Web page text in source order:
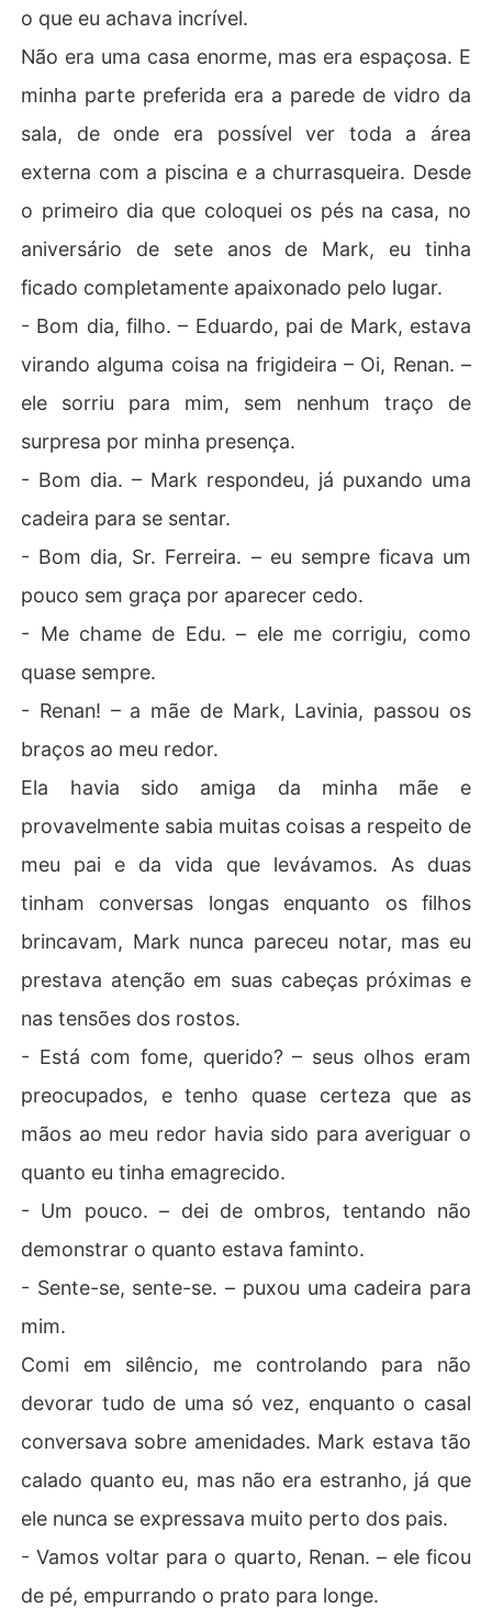
o que eu achava incrível.
Não era uma casa enorme, mas era espaçosa. E
minha parte preferida era a parede de vidro da
sala, de onde era possível ver toda a área
externa com a piscina e a churrasqueira. Desde
o primeiro dia que coloquei os pés na casa, no
aniversário de sete anos de Mark, eu tinha
ficado completamente apaixonado pelo lugar.
- Bom dia, filho. – Eduardo, pai de Mark, estava
virando alguma coisa na frigideira – Oi, Renan. –
ele sorriu para mim, sem nenhum traço de
surpresa por minha presença.
- Bom dia. – Mark respondeu, já puxando uma
cadeira para se sentar.
- Bom dia, Sr. Ferreira. – eu sempre ficava um
pouco sem graça por aparecer cedo.
- Me chame de Edu. – ele me corrigiu, como
quase sempre.
- Renan! – a mãe de Mark, Lavinia, passou os
braços ao meu redor.
Ela havia sido amiga da minha mãe e
provavelmente sabia muitas coisas a respeito de
meu pai e da vida que levávamos. As duas
tinham conversas longas enquanto os filhos
brincavam, Mark nunca pareceu notar, mas eu
prestava atenção em suas cabeças próximas e
nas tensões dos rostos.
- Está com fome, querido? – seus olhos eram
preocupados, e tenho quase certeza que as
mãos ao meu redor havia sido para averiguar o
quanto eu tinha emagrecido.
- Um pouco. – dei de ombros, tentando não
demonstrar o quanto estava faminto.
- Sente-se, sente-se. – puxou uma cadeira para
mim.
Comi em silêncio, me controlando para não
devorar tudo de uma só vez, enquanto o casal
conversava sobre amenidades. Mark estava tão
calado quanto eu, mas não era estranho, já que
ele nunca se expressava muito perto dos pais.
- Vamos voltar para o quarto, Renan. – ele ficou
de pé, empurrando o prato para longe.